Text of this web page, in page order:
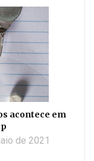
acontece em
de 2021